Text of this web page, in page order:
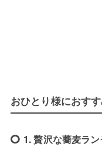
おひとり様におす
1. 贅沢な蕎麦ラ